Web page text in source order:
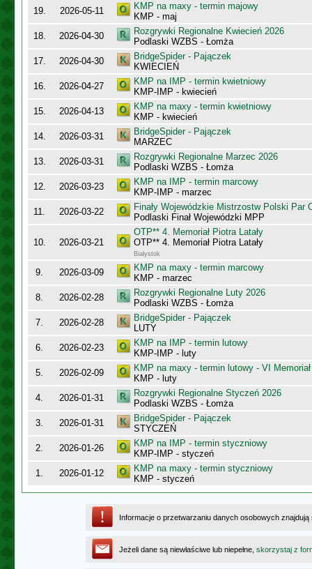
19.
2026-05-11
KMP na maxy - termin majowy
KMP - maj
18.
2026-04-30
Rozgrywki Regionalne Kwiecień 2026
Podlaski WZBS - Łomża
17.
2026-04-30
BridgeSpider - Pajączek
KWIECIEŃ
16.
2026-04-27
KMP na IMP - termin kwietniowy
KMP-IMP - kwiecień
15.
2026-04-13
KMP na maxy - termin kwietniowy
KMP - kwiecień
14.
2026-03-31
BridgeSpider - Pajączek
MARZEC
13.
2026-03-31
Rozgrywki Regionalne Marzec 2026
Podlaski WZBS - Łomża
12.
2026-03-23
KMP na IMP - termin marcowy
KMP-IMP - marzec
11.
2026-03-22
Finały Wojewódzkie Mistrzostw Polski Par
Podlaski Finał Wojewódzki MPP
10. 2026-03-21
OTP** 4. Memoriał Piotra Latały
OTP** 4. Memoriał Piotra Latały
Białystok
9. 2026-03-09
KMP na maxy - termin marcowy
KMP - marzec
8.
2026-02-28
Rozgrywki Regionalne Luty 2026
Podlaski WZBS - Łomża
7.
2026-02-28
BridgeSpider - Pajączek
LUTY
6.
2026-02-23
KMP na IMP - termin lutowy
KMP-IMP - luty
5.
2026-02-09
KMP na maxy - termin lutowy - VI
KMP - luty
4.
2026-01-31
Rozgrywki Regionalne Styczeń 2026
Podlaski WZBS - Łomża
3.
2026-01-31
BridgeSpider - Pajączek
STYCZEŃ
2.
2026-01-26
KMP na IMP - termin styczniowy
KMP-IMP - styczeń
1.
2026-01-12
KMP na maxy - termin styczniowy
KMP - styczeń
Informacje o przetwarzaniu danych osobowych
Jeżeli dane są niewłaściwe lub niepełne, skorzystaj z